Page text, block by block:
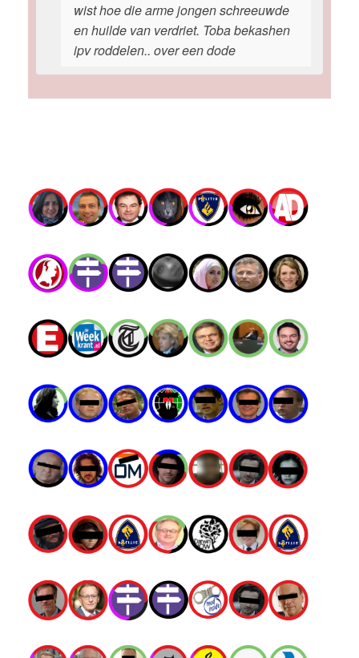
wist hoe die arme jongen schreeuwde
en huilde van verdriet. Toba bekashen
ipv roddelen.. over een dode